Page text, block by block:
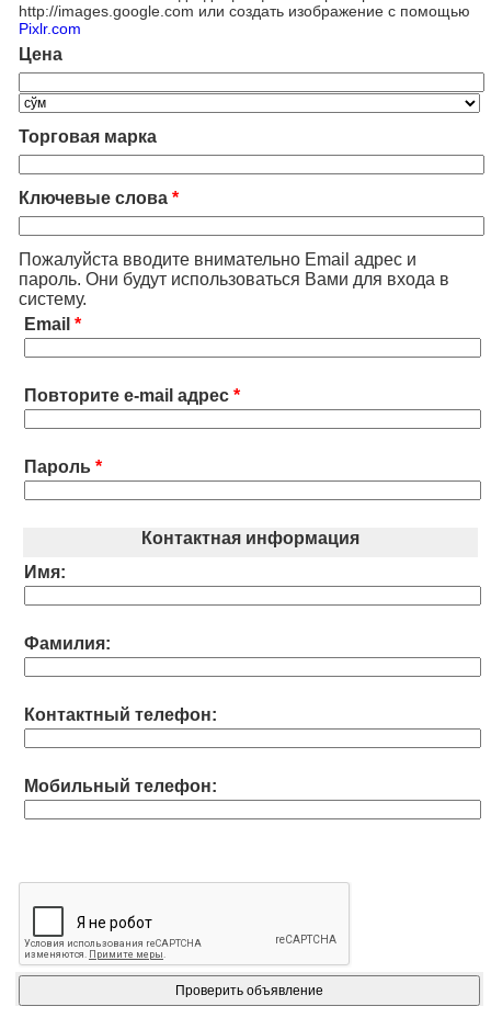
http://images.google.com или создать изображение с помощью
Pixlr.com
Цена
Торговая марка
Ключевые слова *
Пожалуйста вводите внимательно Email адрес и
пароль. Они будут использоваться Вами для входа в
систему.
Email *
Повторите e-mail адрес *
Пароль *
Контактная информация
Имя:
Фамилия:
Контактный телефон:
Мобильный телефон: